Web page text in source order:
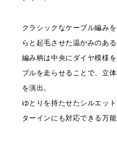
クラシックなケーブル編み
らと起毛させた温かみのある
編み柄は中央にダイヤ模様
ブルを走らせることで、立
を演出。
ゆとりを持たせたシルエッ
ターインにも対応できる万能